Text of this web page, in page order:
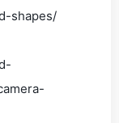
shapes/